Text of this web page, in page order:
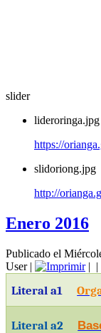
slider
lideroringa.jpg
https://
slidoriong.jpg
http://
Enero 2016
Publicado el
User| |
Literal a1
Literal a2